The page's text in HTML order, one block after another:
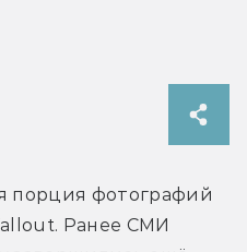
порция фотографий
Ранее СМИ